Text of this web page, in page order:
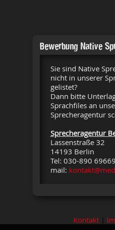
Bewerbung Native
Sie sind Native
nicht in unserer
gelistet?
Dann bitte
Sprachfiles an
Sprecheragentur
Sprecheragentur
Lassenstraße 32
14193 Berlin
Tel: 030-890
mail:
Kontakt|